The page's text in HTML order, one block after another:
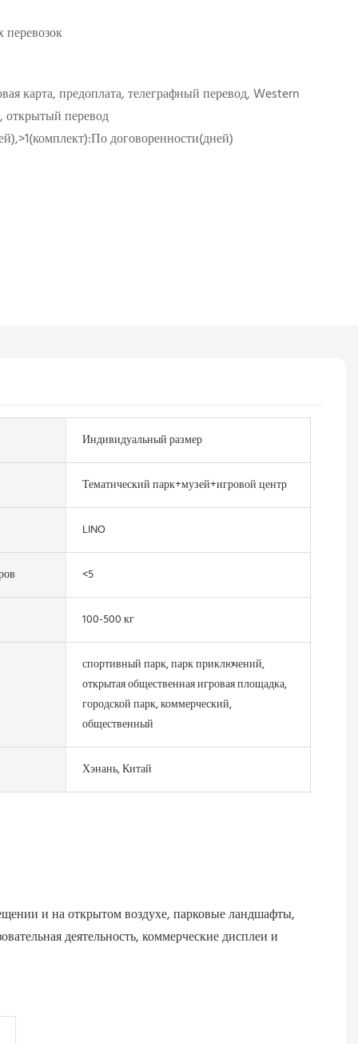
карта, предоплата, телеграфный перевод, Western
перевод
договоренности(дней)
Индивидуальный размер
Тематический парк+музей+игровой центр
LINO
<5
100-500 кг
спортивный парк, парк приключений,
открытая общественная игровая площадка,
городской парк, коммерческий,
общественный
Хэнань, Китай
и на открытом воздухе, парковые ландшафты,
деятельность, коммерческие дисплеи и